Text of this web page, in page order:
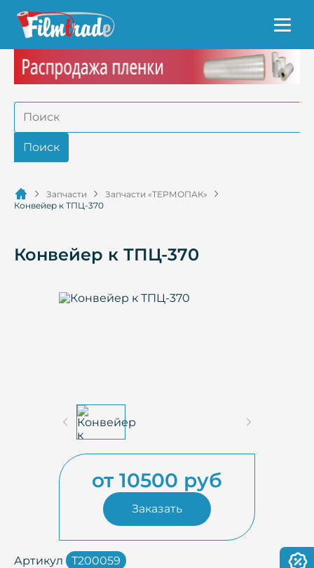
Запчасти
Запчасти «ТЕРМОПАК»
Конвейер к ТПЦ-370
Конвейер к ТПЦ-370
от 10500 руб
Заказать
Артикул Т200059